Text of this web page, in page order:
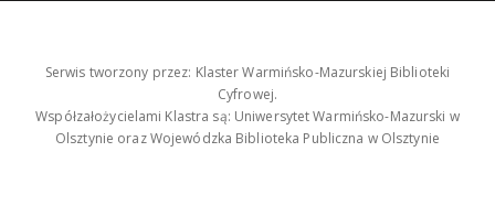
Serwis tworzony przez: Klaster Warmińsko-Mazurskiej Biblioteki
Cyfrowej.
Współzałożycielami Klastra są: Uniwersytet Warmińsko-Mazurski w
Olsztynie oraz Wojewódzka Biblioteka Publiczna w Olsztynie